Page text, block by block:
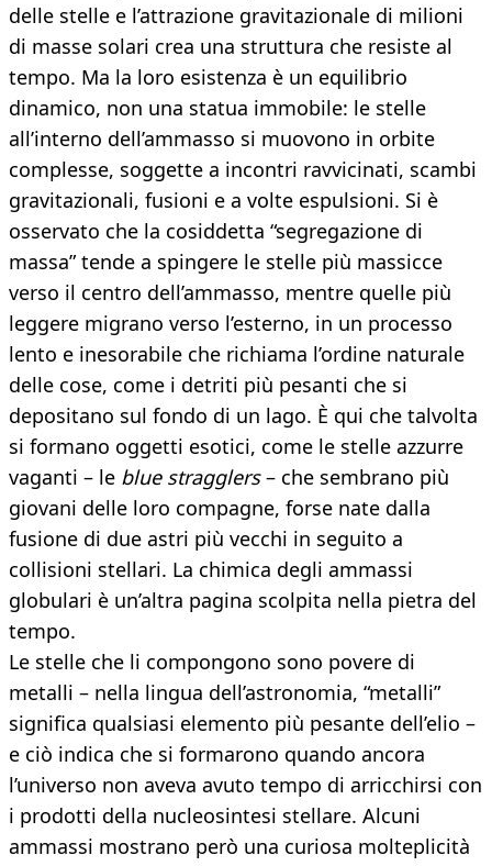
delle stelle e l’attrazione gravitazionale di milioni
di masse solari crea una struttura che resiste al
tempo. Ma la loro esistenza è un equilibrio
dinamico, non una statua immobile: le stelle
all’interno dell’ammasso si muovono in orbite
complesse, soggette a incontri ravvicinati, scambi
gravitazionali, fusioni e a volte espulsioni. Si è
osservato che la cosiddetta “segregazione di
massa” tende a spingere le stelle più massicce
verso il centro dell’ammasso, mentre quelle più
leggere migrano verso l’esterno, in un processo
lento e inesorabile che richiama l’ordine naturale
delle cose, come i detriti più pesanti che si
depositano sul fondo di un lago. È qui che talvolta
si formano oggetti esotici, come le stelle azzurre
vaganti – le blue stragglers– che sembrano più
giovani delle loro compagne, forse nate dalla
fusione di due astri più vecchi in seguito a
collisioni stellari. La chimica degli ammassi
globulari è un’altra pagina scolpita nella pietra del
tempo.
Le stelle che li compongono sono povere di
metalli – nella lingua dell’astronomia, “metalli”
significa qualsiasi elemento più pesante dell’elio –
e ciò indica che si formarono quando ancora
l’universo non aveva avuto tempo di arricchirsi con
i prodotti della nucleosintesi stellare. Alcuni
ammassi mostrano però una curiosa molteplicità